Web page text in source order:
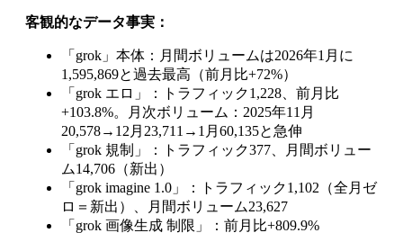
客観的なデータ事実：
「grok」本体：月間ボリュームは2026年1月に
1,595,869と過去最高（前月比+72%）
「grok エロ」：トラフィック1,228、前月比
+103.8%。月次ボリューム：2025年11月
20,578→12月23,711→1月60,135と急伸
「grok 規制」：トラフィック377、月間ボリュー
ム14,706（新出）
「grok imagine 1.0」：トラフィック1,102（全月ゼ
ロ＝新出）、月間ボリューム23,627
「grok 画像生成 制限」：前月比+809.9%